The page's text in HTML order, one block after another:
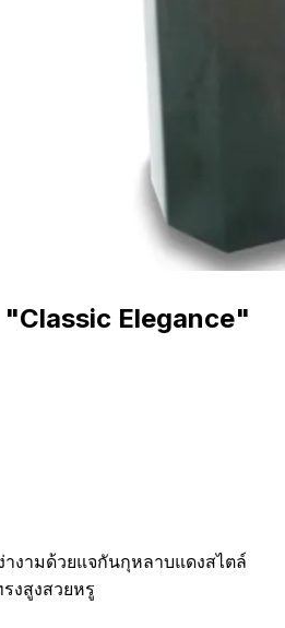
Elegance"
งามด้วยแจกันกุหลาบแดงสไตล์
งสูงสวยหรู